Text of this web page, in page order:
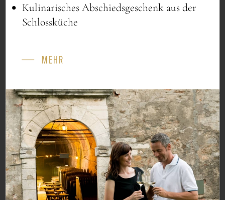
Marketing
Löschen von
Cookies
Sie können Ihren Internetbrowser verwenden, um Cookies
automatisch oder manuell zu löschen. Sie können auch
festlegen, dass bestimmte Cookies möglicherweise nicht
Kulinarisches Abschiedsgeschenk aus der
Schlossküche
MEHR